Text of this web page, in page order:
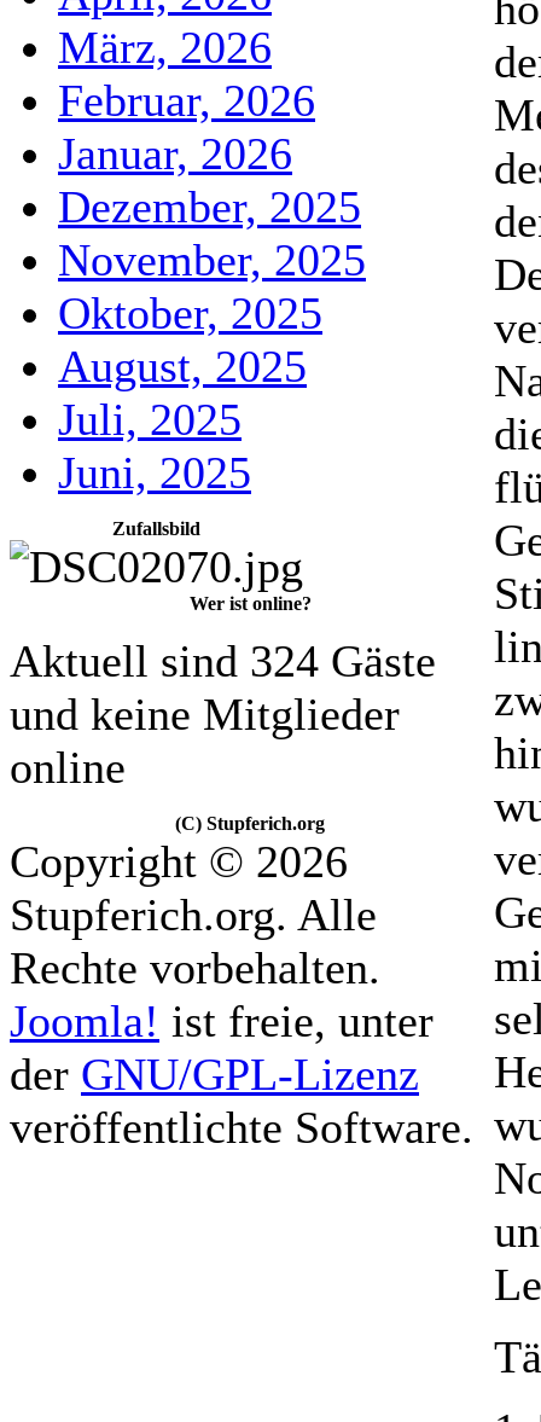
März, 2026
Februar, 2026
Januar, 2026
Dezember, 2025
November, 2025
Oktober, 2025
August, 2025
Juli, 2025
Juni, 2025
Zufallsbild
Wer ist online?
Aktuell sind 324 Gäste
und keine Mitglieder
online
(C) Stupferich.org
Copyright © 2026
Stupferich.org. Alle
Rechte vorbehalten.
Joomla! ist freie, unter
der GNU/GPL-Lizenz
veröffentlichte Software.